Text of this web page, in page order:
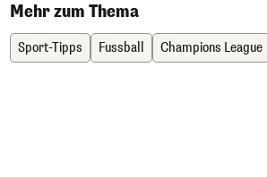
Mehr zum Thema
Sport-Tipps Fussball Champions League